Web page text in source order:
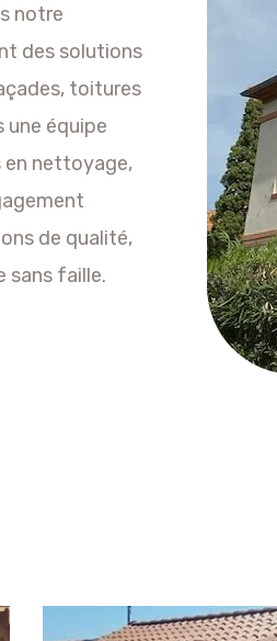
notre
des solutions
toitures
une équipe
en nettoyage,
de qualité,
sans faille.